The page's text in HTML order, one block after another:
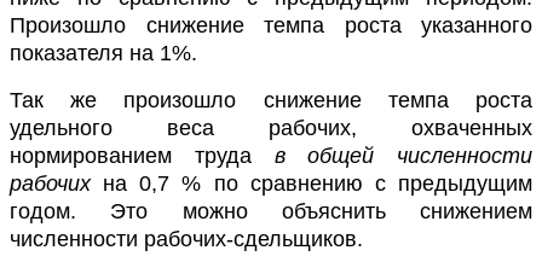
Произошло снижение темпа роста указанного
показателя на 1%.
Так же произошло снижение темпа роста
удельного веса рабочих, охваченных
нормированием труда в общей численности
рабочихна 0,7 % по сравнению с предыдущим
годом. Это можно объяснить снижением
численности рабочих-сдельщиков.